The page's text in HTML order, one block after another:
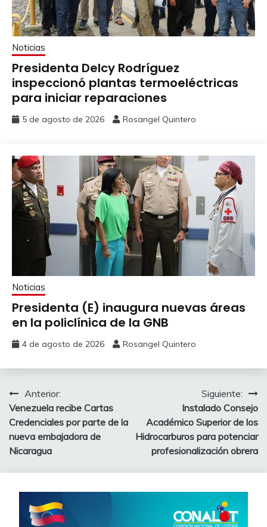
Noticias
Presidenta Delcy Rodríguez
inspeccionó plantas termoeléctricas
para iniciar reparaciones
5 de agosto de 2026 Rosangel Quintero
Noticias
Presidenta (E) inaugura nuevas áreas
en la policlínica de la GNB
4 de agosto de 2026 Rosangel Quintero
Anterior:
Venezuela recibe Cartas
Credenciales por parte de la
nueva embajadora de
Nicaragua
Siguiente:
Instalado Consejo
Académico Superior de los
Hidrocarburos para potenciar
profesionalización obrera